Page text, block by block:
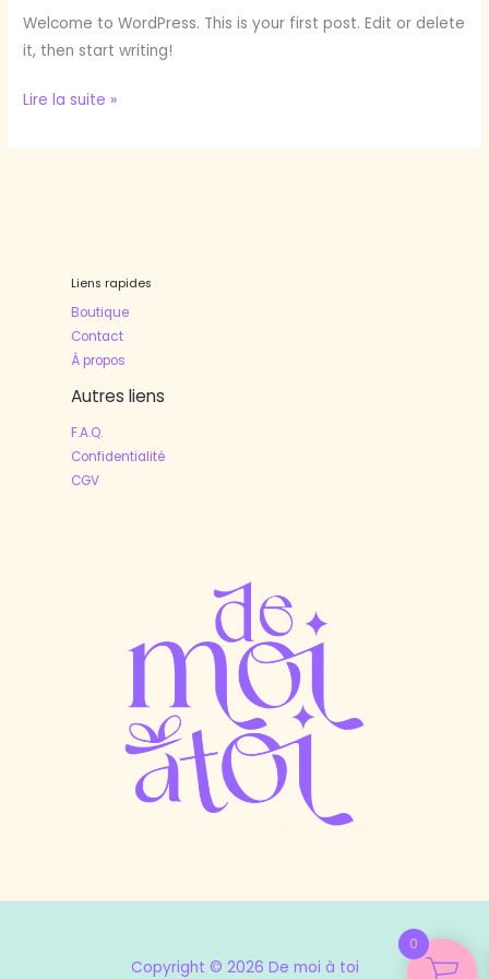
Welcome to WordPress. This is your first post. Edit or delete
it, then start writing!
Lire la suite »
Liens rapides
Boutique
Contact
À propos
Autres liens
F.A.Q.
Confidentialité
CGV
Copyright © 2026 De moi à toi
0